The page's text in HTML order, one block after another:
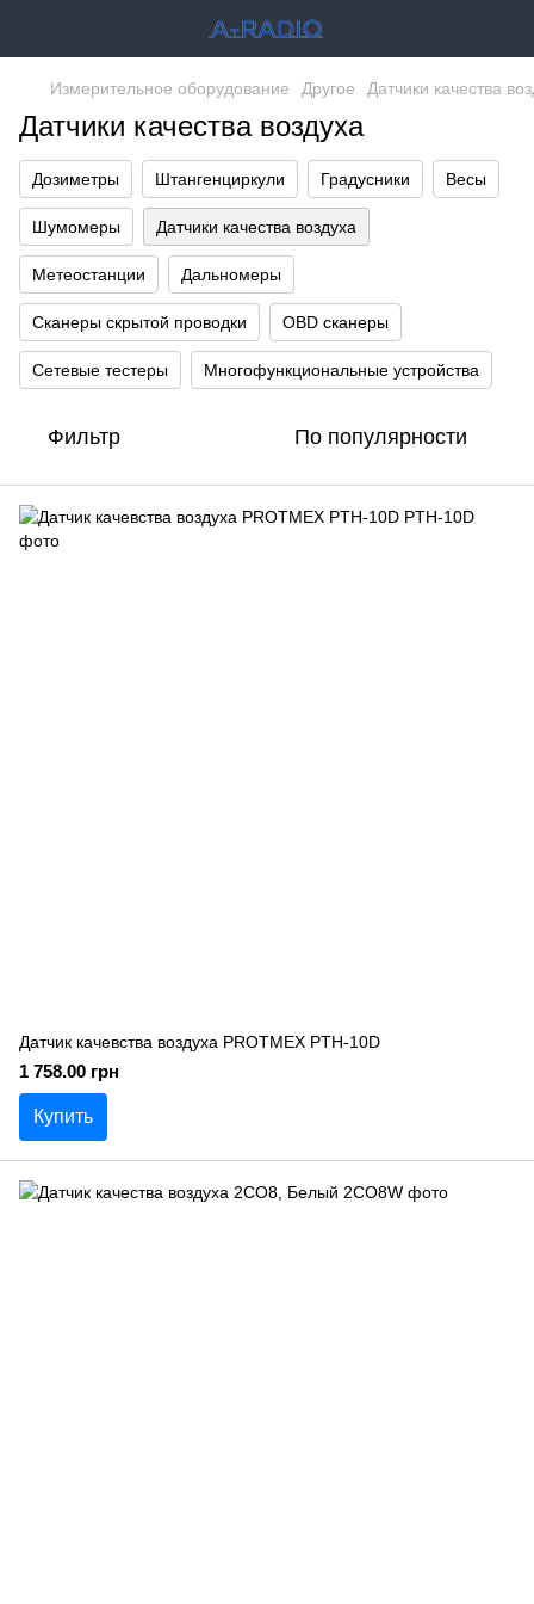
Измерительное оборудование Другое Датчики качества
Датчики качества воздуха
Дозиметры Штангенциркули Градусники Весы
Шумомеры Датчики качества воздуха
Метеостанции Дальномеры
Сканеры скрытой проводки OBD сканеры
Сетевые тестеры Многофункциональные устройства
Фильтр По популярности
Датчик качевства воздуха PROTMEX PTH-10D
1 758.00 грн
Купить